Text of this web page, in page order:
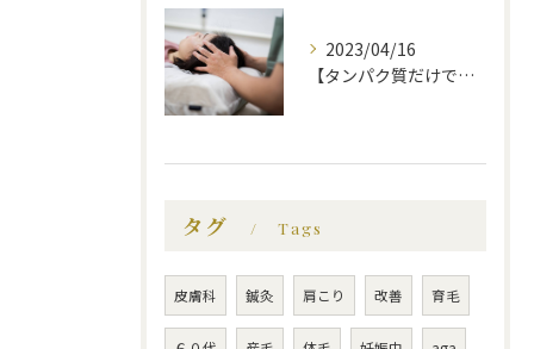
2023/04/16
【タンパク質だけでは不十分！？薄毛にいい食べ物】福岡市で薄毛治療｜福岡薄毛専門鍼灸センター
タグ Tags
皮膚科 鍼灸 肩こり 改善 育毛